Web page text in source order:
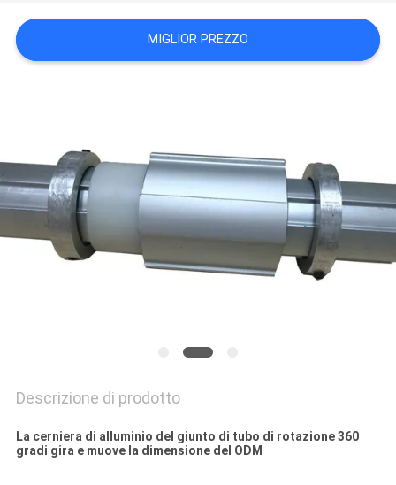
SITO
POLITICA
MIGLIOR PREZZO
Descrizione di prodotto
La cerniera di alluminio del giunto di tubo di rotazione 360
gradi gira e muove la dimensione del ODM